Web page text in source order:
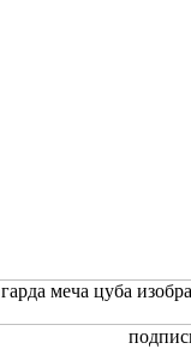
гарда меча цуба